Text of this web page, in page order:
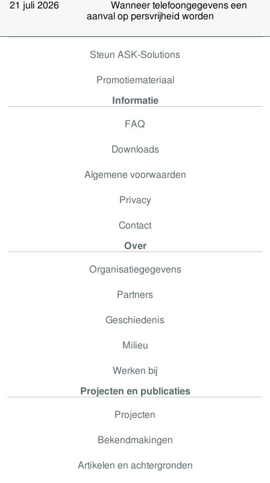
21 juli 2026
Wanneer telefoongegevens een
aanval op persvrijheid worden
Steun ASK-Solutions
Promotiemateriaal
Informatie
FAQ
Downloads
Algemene voorwaarden
Privacy
Contact
Over
Organisatiegegevens
Partners
Geschiedenis
Milieu
Werken bij
Projecten en publicaties
Projecten
Bekendmakingen
Artikelen en achtergronden